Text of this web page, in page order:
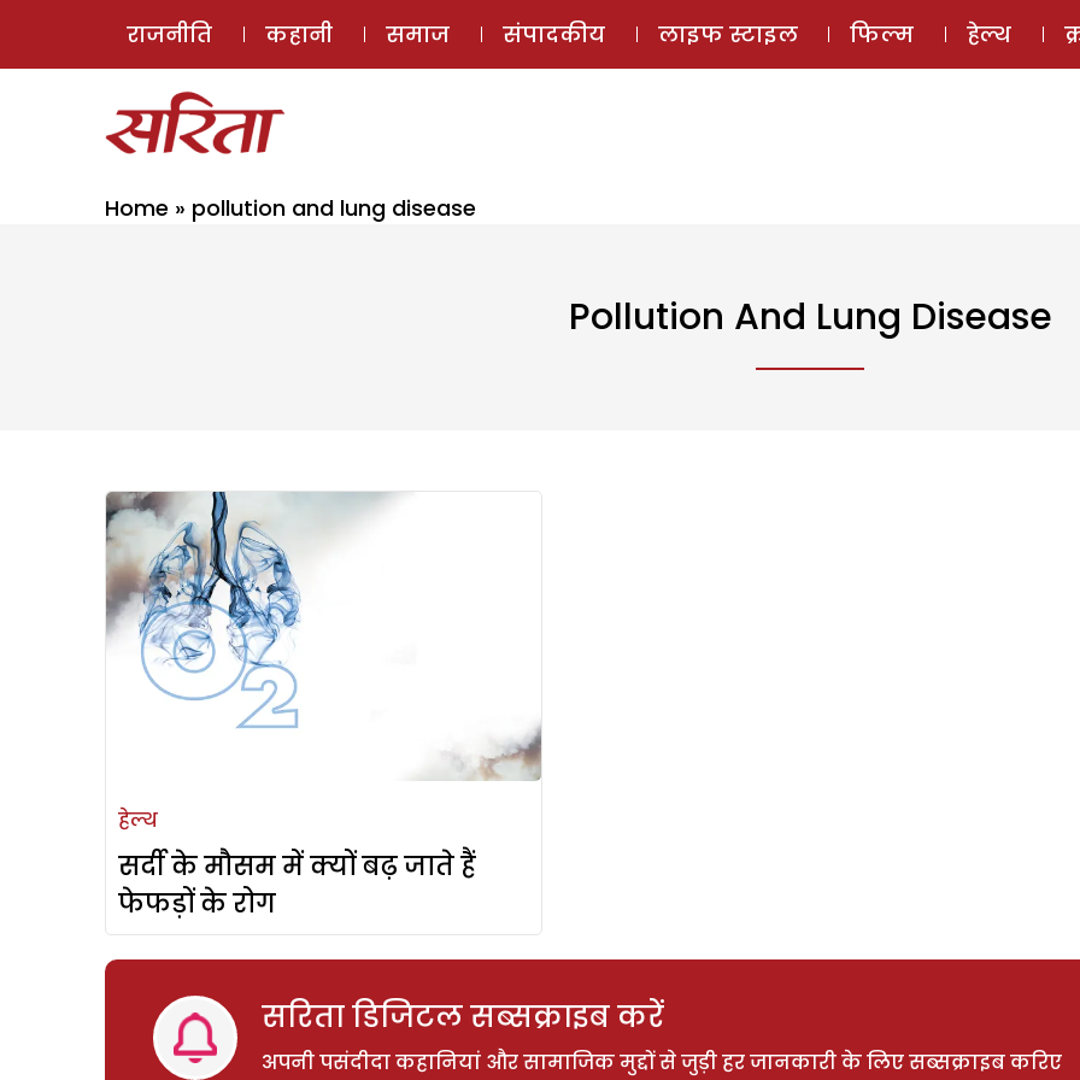
ई-मैगज़ीन
राजनीति कहानी समाज संपादकीय लाइफ स्टाइल फिल्म हेल्थ
Home » pollution and lung disease
Pollution And Lung Disease
हेल्थ
सर्दी के मौसम में क्यों बढ़ जाते हैं
फेफड़ों के रोग
सरिता डिजिटल सब्सक्राइब करें
अपनी पसंदीदा कहानियां और सामाजिक मुद्दों से जुड़ी हर जानकारी के लिए सब्सक्राइब करिए